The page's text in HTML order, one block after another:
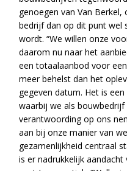
genoegen van Van
bedrijf dan op dit punt wel
wordt. “We willen onze
daarom nu naar het
een totaalaanbod voor
meer behelst dan het
gegeven datum. Het is
waarbij we als
verantwoording op ons
aan bij onze manier van
gezamenlijkheid centraal
is er nadrukkelijk